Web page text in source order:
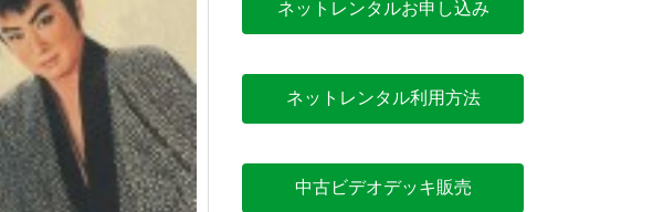
ネットレンタルお申し込み
ネットレンタル利用方法
中古ビデオデッキ販売